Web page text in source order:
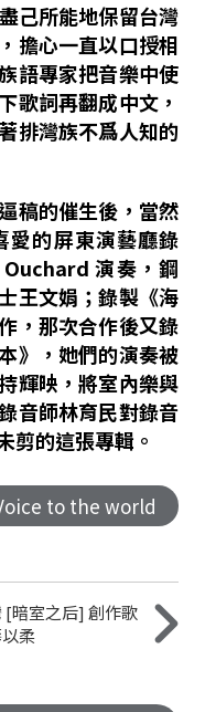
己所能地保留台灣
擔心一直以口授相
語專家把音樂中使
歌詞再翻成中文，
排灣族不爲人知的
稿的催生後，當然
愛的屏東演藝廳錄
演奏，鋼
王文娟；錄製《海
，那次合作後又錄
》，她們的演奏被
輝映，將室內樂與
音師林育民對錄音
剪的這張專輯。
to the world
[暗室之后] 創作歌
柔